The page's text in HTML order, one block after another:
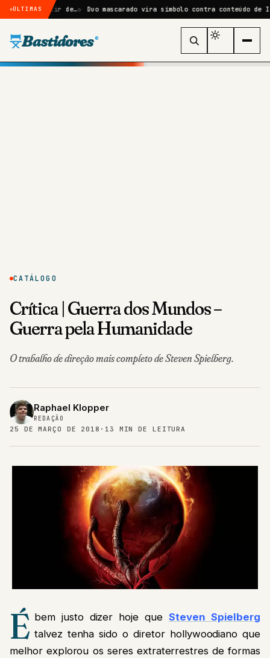
ÚLTIMAS
de… Duo mascarado vira símbolo contra conteúdo de IA e
Bastidores ®
CATÁLOGO
Crítica | Guerra dos Mundos –
Guerra pela Humanidade
O trabalho de direção mais completo de Steven Spielberg.
Raphael Klopper
REDAÇÃO
25 DE MARÇO DE 2018 · 13 MIN DE LEITURA
É bem justo dizer hoje queSteven Spielberg
talvez tenha sido o diretor hollywoodiano que
melhor explorou os seres extraterrestres de formas